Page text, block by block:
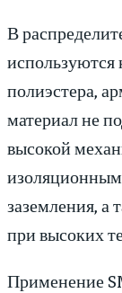
В
используются
полиэстера,
материал не
высокой
заземления, а
при высоких
Применение